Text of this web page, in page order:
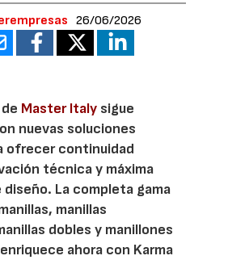
26/06/2026
Master Italy sigue
nuevas soluciones
ofrecer continuidad
técnica y máxima
La completa gama
manillas
dobles y manillones
ahora con Karma